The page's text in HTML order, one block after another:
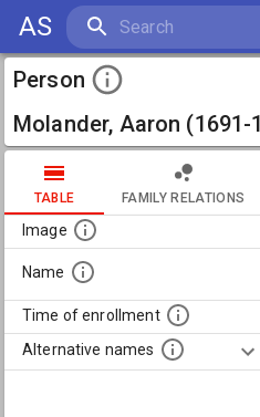
AS
Person
Molander, Aaron (1691-
TABLE FAMILY RELATIONS
Image
Name
Time of enrollment
Alternative names